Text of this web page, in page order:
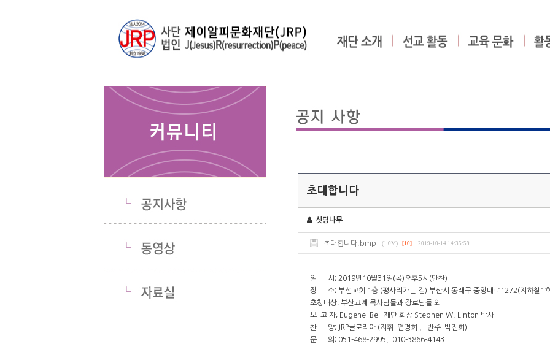
초대합니다
싯딤나무
초대합니다.bmp (1.0M) [10] 2019-10-14 14:35:59
일 시; 2019년10월31일(목)오후5시(만찬)
장 소; 부선교회 1층 (평사리가는 길) 부산시 동래구 중앙대로1272(지하철1
초청대상; 부산교계 목사님들과 장로님들 외
보 고 자; Eugene Bell 재단 회장 Stephen W. Linton 박사
찬 양; JRP글로리아 (지휘 연명희 , 반주 박진희)
문 의; 051-468-2995, 010-3866-4143.